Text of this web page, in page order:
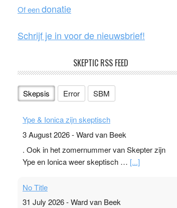
k
Of eendonatie
Schrijf je in voor de nieuwsbrief!
SKEPTIC RSS FEED
Skepsis Error SBM
Ype & Ionica zijn skeptisch
3 August 2026-Ward van Beek
. Ook in het zomernummer van Skepter zijn
Ype en Ionica weer skeptisch … [...]
No Title
31 July 2026-Ward van Beek